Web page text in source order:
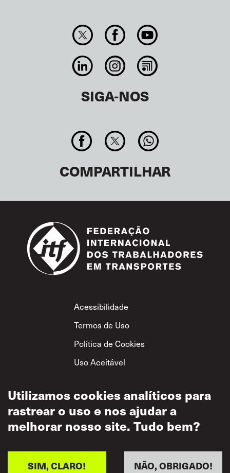
SIGA-NOS
COMPARTILHAR
Footer
Acessibilidade
Termos de Uso
Política de Cookies
Uso Aceitável
Privacidade
Política de Respeito
Utilizamos cookies analíticos para
rastrear o uso e nos ajudar a
melhorar nosso site. Tudo bem?
NÃO, OBRIGADO!
SIM, CLARO!